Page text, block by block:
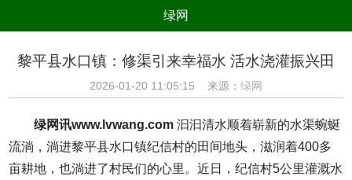
绿网
健康
时尚 家居 新技术 新能源
环境保护 节能减排 绿色产业 污染防治
黎平县水口镇：修渠引来幸福水 活水浇灌振兴田
2026-01-20 11:05:15 来源： 绿网
绿网讯www.lvwang.com汩汩清水顺着崭新的水渠蜿蜒
流淌，淌进黎平县水口镇纪信村的田间地头，滋润着400多
亩耕地，也淌进了村民们的心里。近日，纪信村5公里灌溉水